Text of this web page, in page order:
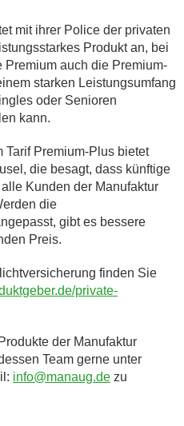
mit ihrer Police der privaten
Produkt an, bei
Premium auch die Premium-
starken Leistungsumfang
oder Senioren
kann.
Tarif Premium-Plus bietet
die besagt, dass künftige
Kunden der Manufaktur
die
gibt es bessere
Preis.
finden Sie
private-
der Manufaktur
Team gerne unter
info@manaug.de zu